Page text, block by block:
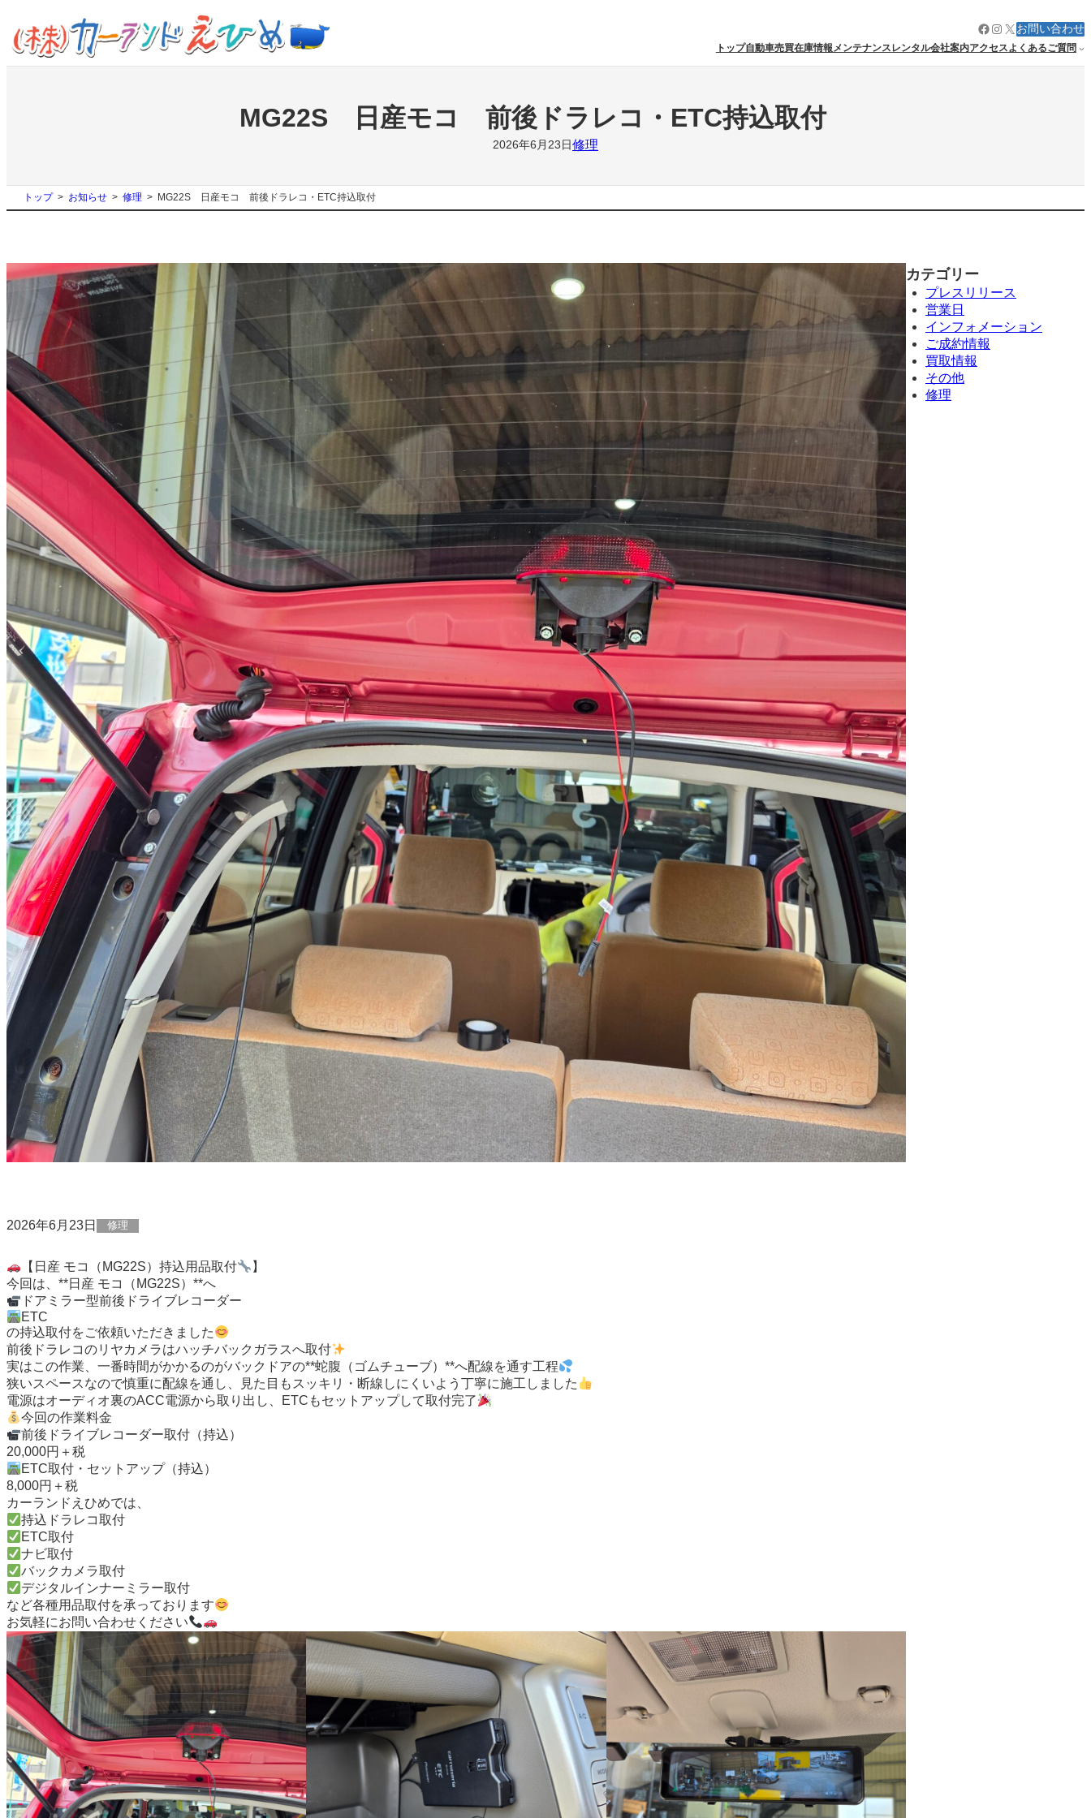
容
を
ス
Facebook
Instagram
X お問い合わせ
トップ自動車売買在庫情報メンテナンス レンタル会社案内アクセスよくあるご質問
MG22S 日産モコ 前後ドラレコ・ETC持込取付
2026年6月23日修理
トップ お知らせ 修理 MG22S 日産モコ 前後ドラレコ・ETC持込取付
2026年6月23日 修理
【日産 モコ（MG22S）持込用品取付
】
今回は、**日産 モコ（MG22S）**へ
ドアミラー型前後ドライブレコーダー
ETC
の持込取付をご依頼いただきました
前後ドラレコのリヤカメラはハッチバックガラスへ取付
実はこの作業、一番時間がかかるのがバックドアの**蛇腹（ゴムチューブ）**へ配線を通す工程
狭いスペースなので慎重に配線を通し、見た目もスッキリ・断線しにくいよう丁寧に施工しました
電源はオーディオ裏のACC電源から取り出し、ETCもセットアップして取付完了
今回の作業料金
前後ドライブレコーダー取付（持込）
20,000円＋税
ETC取付・セットアップ（持込）
8,000円＋税
カーランドえひめでは、
持込ドラレコ取付
ETC取付
ナビ取付
バックカメラ取付
デジタルインナーミラー取付
など各種用品取付を承っております
お気軽にお問い合わせください
カテゴリー
プレスリリース
営業日
インフォメーション
ご成約情報
買取情報
その他
修理